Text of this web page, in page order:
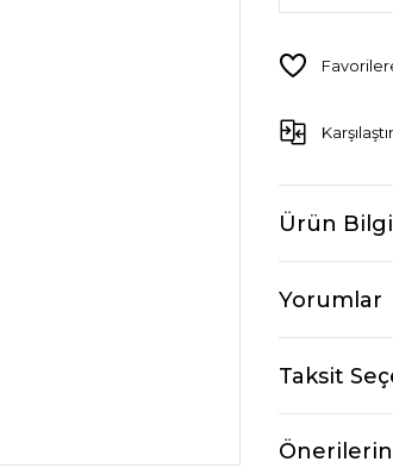
Karşılaştır
Ürün
Yorumlar
Taksit